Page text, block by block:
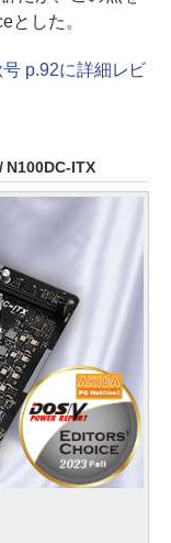
とした。
p.92に詳細レビ
N100DC-ITX